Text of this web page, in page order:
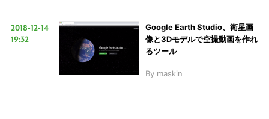
2018-12-14
19:32
Google Earth Studio、衛星画
像と3Dモデルで空撮動画を作れ
るツール
By maskin